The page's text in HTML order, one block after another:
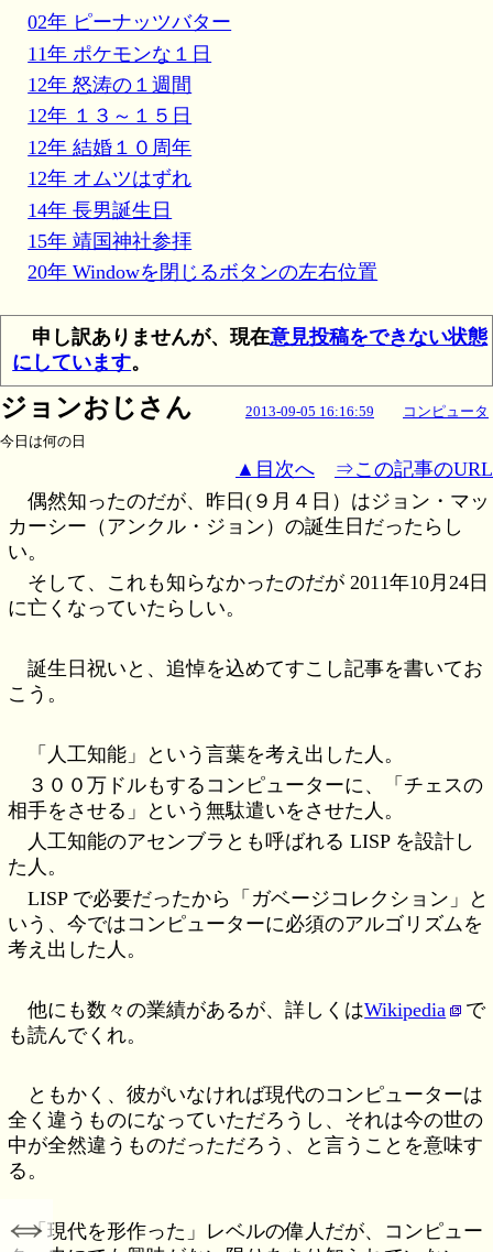
02年 ピーナッツバター
11年 ポケモンな１日
12年 怒涛の１週間
12年 １３～１５日
12年 結婚１０周年
12年 オムツはずれ
14年 長男誕生日
15年 靖国神社参拝
20年 Windowを閉じるボタンの左右位置
申し訳ありませんが、現在意見投稿をできない状態
にしています。
ジョンおじさん 2013-09-05 16:16:59
コンピュータ
今日は何の日
▲目次へ
⇒この記事のURL
偶然知ったのだが、昨日(９月４日）はジョン・マッ
カーシー（アンクル・ジョン）の誕生日だったらし
い。
そして、これも知らなかったのだが 2011年10月24日
に亡くなっていたらしい。
誕生日祝いと、追悼を込めてすこし記事を書いてお
こう。
「人工知能」という言葉を考え出した人。
３００万ドルもするコンピューターに、「チェスの
相手をさせる」という無駄遣いをさせた人。
人工知能のアセンブラとも呼ばれる LISP を設計し
た人。
LISP で必要だったから「ガベージコレクション」と
いう、今ではコンピューターに必須のアルゴリズムを
考え出した人。
他にも数々の業績があるが、詳しくはWikipedia
で
も読んでくれ。
ともかく、彼がいなければ現代のコンピューターは
全く違うものになっていただろうし、それは今の世の
中が全然違うものだっただろう、と言うことを意味す
る。
「現代を形作った」レベルの偉人だが、コンピュー
⇔